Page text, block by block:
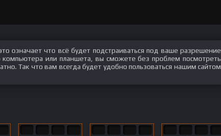
означает что всё будет подстраиваться под ваше разрешение
компьютера или планшета, вы сможете без проблем посмотреть
Так что вам всегда будет удобно пользоваться нашим сайтом